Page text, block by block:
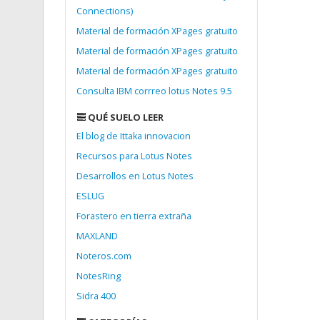
Connections)
Material de formación XPages gratuito
Material de formación XPages gratuito
Material de formación XPages gratuito
Consulta IBM corrreo lotus Notes 9.5
QUÉ SUELO LEER
El blog de Ittaka innovacion
Recursos para Lotus Notes
Desarrollos en Lotus Notes
ESLUG
Forastero en tierra extraña
MAXLAND
Noteros.com
NotesRing
Sidra 400